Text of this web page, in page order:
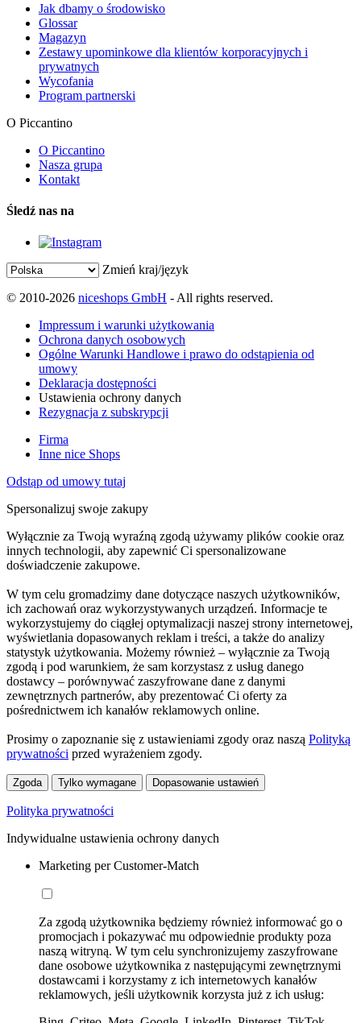
Jak dbamy o środowisko
Glossar
Magazyn
Zestawy upominkowe dla klientów korporacyjnych i
prywatnych
Wycofania
Program partnerski
O Piccantino
O Piccantino
Nasza grupa
Kontakt
Śledź nas na
Zmień kraj/język
© 2010-2026 niceshops GmbH - All rights reserved.
Impressum i warunki użytkowania
Ochrona danych osobowych
Ogólne Warunki Handlowe i prawo do odstąpienia od
umowy
Deklaracja dostępności
Ustawienia ochrony danych
Rezygnacja z subskrypcji
Firma
Inne nice Shops
Odstąp od umowy tutaj
Spersonalizuj swoje zakupy
Wyłącznie za Twoją wyraźną zgodą używamy plików cookie oraz
innych technologii, aby zapewnić Ci spersonalizowane
doświadczenie zakupowe.
W tym celu gromadzimy dane dotyczące naszych użytkowników,
ich zachowań oraz wykorzystywanych urządzeń. Informacje te
wykorzystujemy do ciągłej optymalizacji naszej strony internetowej,
wyświetlania dopasowanych reklam i treści, a także do analizy
statystyk użytkowania. Możemy również – wyłącznie za Twoją
zgodą i pod warunkiem, że sam korzystasz z usług danego
dostawcy – porównywać zaszyfrowane dane z danymi
zewnętrznych partnerów, aby prezentować Ci oferty za
pośrednictwem ich kanałów reklamowych online.
Prosimy o zapoznanie się z ustawieniami zgody oraz naszą Polityką
prywatności przed wyrażeniem zgody.
Zgoda Tylko wymagane Dopasowanie ustawień
Polityka prywatności
Indywidualne ustawienia ochrony danych
Marketing per Customer-Match
Za zgodą użytkownika będziemy również informować go o
promocjach i pokazywać mu odpowiednie produkty poza
naszą witryną. W tym celu synchronizujemy zaszyfrowane
dane osobowe użytkownika z następującymi zewnętrznymi
dostawcami i korzystamy z ich internetowych kanałów
reklamowych, jeśli użytkownik korzysta już z ich usług: